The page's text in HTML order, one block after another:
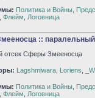
Политика и Войны
Флейм Логовница
::
отсек Сферы Змееносца
Lagshmiwara Loriens
Политика и Войны
Флейм Логовница